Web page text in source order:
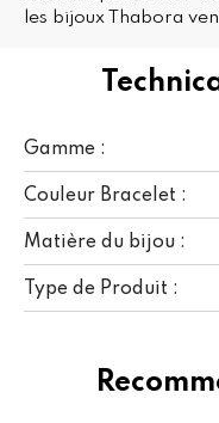
Gamme :
Couleur Bracelet :
Matière du bijou :
Type de Produit :
les bijoux Thabora